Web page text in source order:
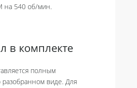
на 540 об/мин.
в комплекте
полным
разобранном виде. Для